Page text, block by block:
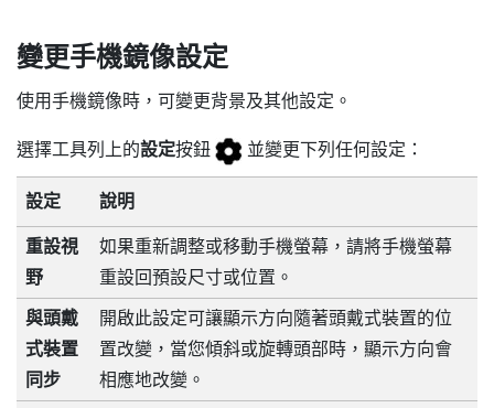
變更手機鏡像設定
使用手機鏡像時，可變更背景及其他設定。
選擇工具列上的設定按鈕 並變更下列任何設定：
設定 說明
重設視
野
如果重新調整或移動手機螢幕，請將手機螢幕
重設回預設尺寸或位置。
與頭戴
式裝置
同步
開啟此設定可讓顯示方向隨著頭戴式裝置的位
置改變，當您傾斜或旋轉頭部時，顯示方向會
相應地改變。